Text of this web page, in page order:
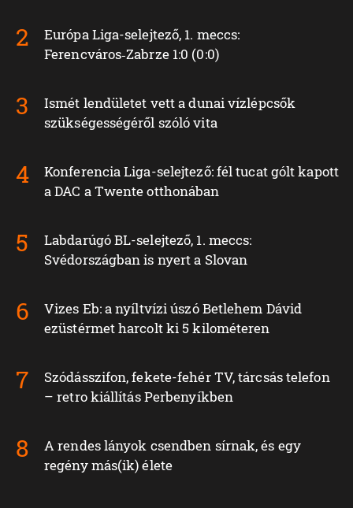
Európa Liga-selejtező, 1. meccs:
Ferencváros‑Zabrze 1:0 (0:0)
Ismét lendületet vett a dunai vízlépcsők
szükségességéről szóló vita
Konferencia Liga-selejtező: fél tucat gólt kapott
a DAC a Twente otthonában
Labdarúgó BL-selejtező, 1. meccs:
Svédországban is nyert a Slovan
Vizes Eb: a nyíltvízi úszó Betlehem Dávid
ezüstérmet harcolt ki 5 kilométeren
Szódásszifon, fekete-fehér TV, tárcsás telefon
– retro kiállítás Perbenyíkben
A rendes lányok csendben sírnak, és egy
regény más(ik) élete